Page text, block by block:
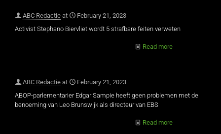
ABC Redactie at
February 21, 2023
Activist Stephano Biervliet wordt 5 strafbare feiten verweten
Read more
ABC Redactie at
February 21, 2023
ABOP-parlementarier Edgar Sampie heeft geen problemen met de
benoeming van Leo Brunswijk als directeur van EBS
Read more